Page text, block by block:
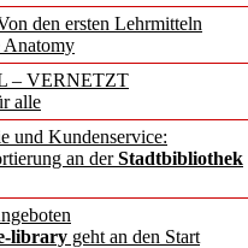
den ersten Lehrmitteln
Anatomy
– VERNETZT
alle
und Kundenservice:
an derStadtbibliothek
library geht an den Start